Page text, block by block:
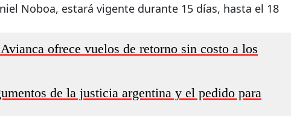
Noboa, estará vigente durante 15 días, hasta el 18
ofrece vuelos de retorno sin costo a los
de la justicia argentina y el pedido para